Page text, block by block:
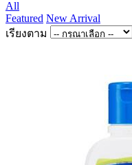
All
Featured New Arrival
เรียงตาม